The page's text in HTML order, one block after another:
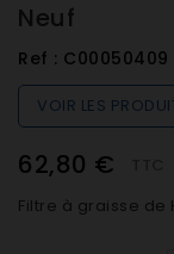
Neuf
Ref : C00050409
VOIR LES
62,80 €
Filtre à graisse de